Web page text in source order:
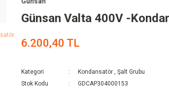
Günsan Valta 400V -
6.200,40 TL
Kategori Kondansatör , Şalt Grubu
Stok Kodu
GDCAP304000153